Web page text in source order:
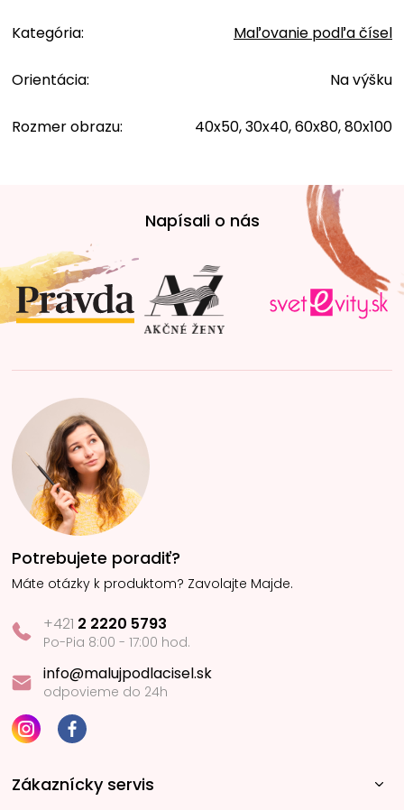
Kategória: Maľovanie podľa čísel
Orientácia: Na výšku
Rozmer obrazu: 40x50, 30x40, 60x80, 80x100
t
i
e
Napísali o nás
Potrebujete poradiť?
Máte otázky k produktom? Zavolajte Majde.
+421 2 2220 5793
Po-Pia 8:00 - 17:00 hod.
info@malujpodlacisel.sk
odpovieme do 24h
Zákaznícky servis